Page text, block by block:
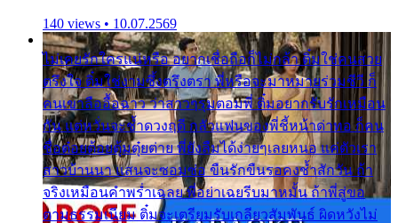
140 views • 10.07.2569
ไม่เคยรักใครแน่หรือ อยากเชื่อถือก็ไม่กล้า ติ๋มใช่คนสวย
ตรึงใจ ติ๋มใช่งามซึ้งตรึงตรา พี่หรือจะมาหมายร่วมชีวี ก็
คนเขาลืออื้อฉาว ว่าสาวๆรุมตอมพี่ ติ๋มอยากรับรักเหมือน
กัน แต่หวั่นจะช้ำดวงฤดี กลัวแฟนของพี่ชี้หน้าด่าทอ ก็คน
ชื่อต๋อยต้อยตุ้มตุ๋ยต่าย พี่ยังลืมได้ง่ายๆเลยหนอ แค่ตัวเรา
สาวบ้านนา แสนจะซอมซ่อ ขืนรักขืนรอคงช้ำสักวัน ถ้า
จริงเหมือนคำพร่ำเฉลย พี่อย่าเฉยรีบมาหมั้น ถ้าพี่สู่ขอ
ตามธรรมเนียม ติ๋มจะเตรียมรับเกลียวสัมพันธ์ ผิดหวังไม่